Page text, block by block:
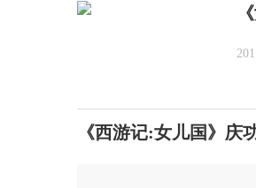
《西游记:女儿国》庆